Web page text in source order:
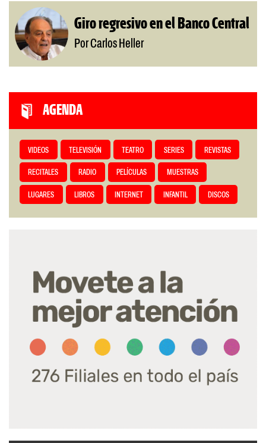
Giro regresivo en el Banco Central
Por Carlos Heller
AGENDA
VIDEOS TELEVISIÓN TEATRO SERIES REVISTAS
RECITALES RADIO PELÍCULAS MUESTRAS
LUGARES LIBROS INTERNET INFANTIL DISCOS